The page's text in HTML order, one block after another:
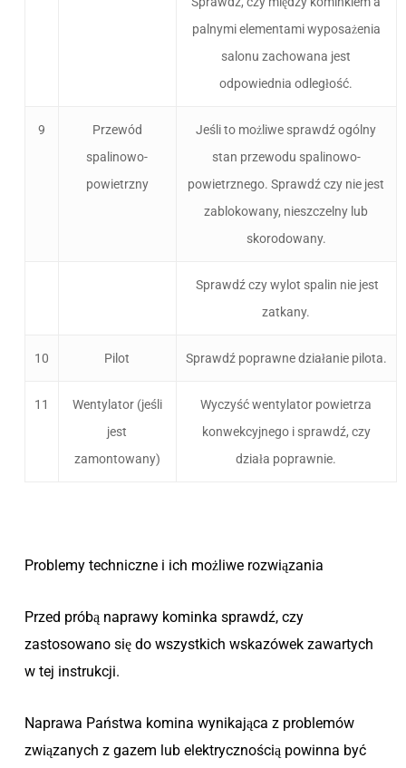
palnymi elementami wyposażenia
salonu zachowana jest
odpowiednia odległość.
9
Przewód
spalinowo-
powietrzny
Jeśli to możliwe sprawdź ogólny
stan przewodu spalinowo-
powietrznego. Sprawdź czy nie jest
zablokowany, nieszczelny lub
skorodowany.
Sprawdź czy wylot spalin nie jest
zatkany.
10 Pilot Sprawdź poprawne działanie pilota.
11
Wentylator (jeśli
jest
zamontowany)
Wyczyść wentylator powietrza
konwekcyjnego i sprawdź, czy
działa poprawnie.
Problemy techniczne i ich możliwe rozwiązania
Przed próbą naprawy kominka sprawdź, czy
zastosowano się do wszystkich wskazówek zawartych
w tej instrukcji.
Naprawa Państwa komina wynikająca z problemów
związanych z gazem lub elektrycznością powinna być